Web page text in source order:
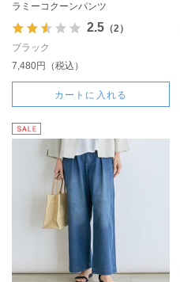
ラミーコクーンパンツ
2.5（2）
ブラック
7,480円（税込）
カートに入れる